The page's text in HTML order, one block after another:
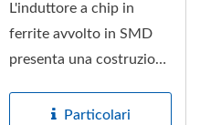
L'induttore a chip in
ferrite avvolto in SMD
presenta una costruzione
Particolari